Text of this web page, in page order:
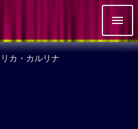
カ・カルリナ